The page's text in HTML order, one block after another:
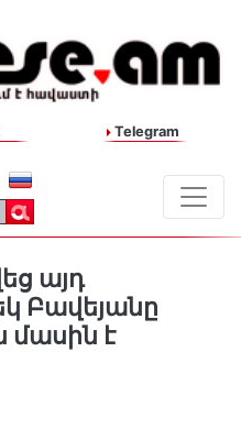
Telegram
այդ
Բավեյանը
մասին է